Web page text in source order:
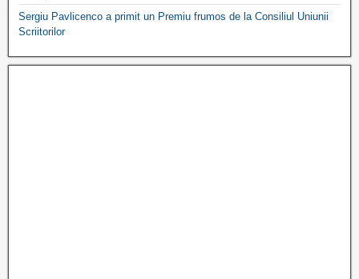
Sergiu Pavlicenco a primit un Premiu frumos de la Consiliul Uniunii
Scriitorilor